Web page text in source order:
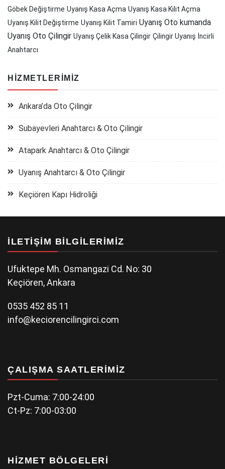
Göbek Değiştirme Uyanış Kasa Açma Uyanış Kasa Kilit Açma
Uyanış Kilit Değiştirme Uyanış Kilit Tamiri Uyanış Oto kumanda
Uyanış Oto Çilingir Uyanış Çelik Kasa Çilingir Çilingir Uyanış İncirli
Anahtarcı
HIZMETLERIMIZ
Ankara’da Oto Çilingir
Subayevleri Anahtarcı & Oto Çilingir
Atapark Anahtarcı & Oto Çilingir
Uyanış Anahtarcı & Oto Çilingir
Keçiören Kapı Hidroliği
İLETIŞIM BILGILERIMIZ
Ufuktepe Mh. Osmangazi Cd. No: 30
Keçiören, Ankara
0535 452 85 11
info@keciorencilingirci.com
ÇALIŞMA SAATLERIMIZ
Pzt-Cuma: 7:00-24:00
Ct-Pz: 7:00-03:00
HIZMET BÖLGELERI